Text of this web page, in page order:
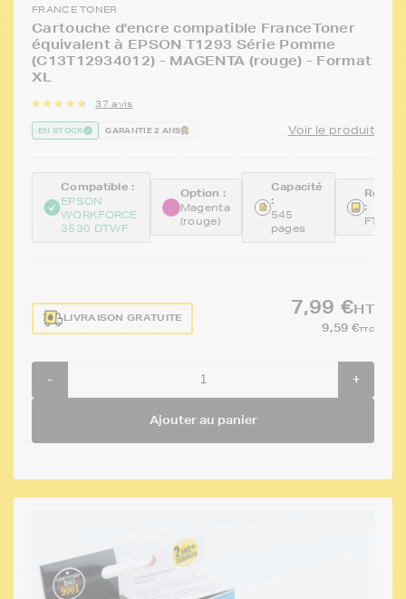
FRANCE TONER
Cartouche d'encre compatible FranceToner
équivalent à EPSON T1293 Série Pomme
(C13T12934012) - MAGENTA (rouge) - Format
XL
37 avis
EN STOCK GARANTIE 2 ANS Voir le produit
Compatible :
EPSON
WORKFORCE
3530 DTWF
Option :
Magenta
(rouge)
Capacité
:
545
pages
:
LIVRAISON GRATUITE
7,99 €HT
9,59 €TTC
- +
Ajouter au panier